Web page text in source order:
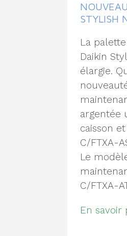
STYLISH
La
Daikin
élargie.
argentée
caisson
C/FTXA-
Le
C/FTXA-
En savoir